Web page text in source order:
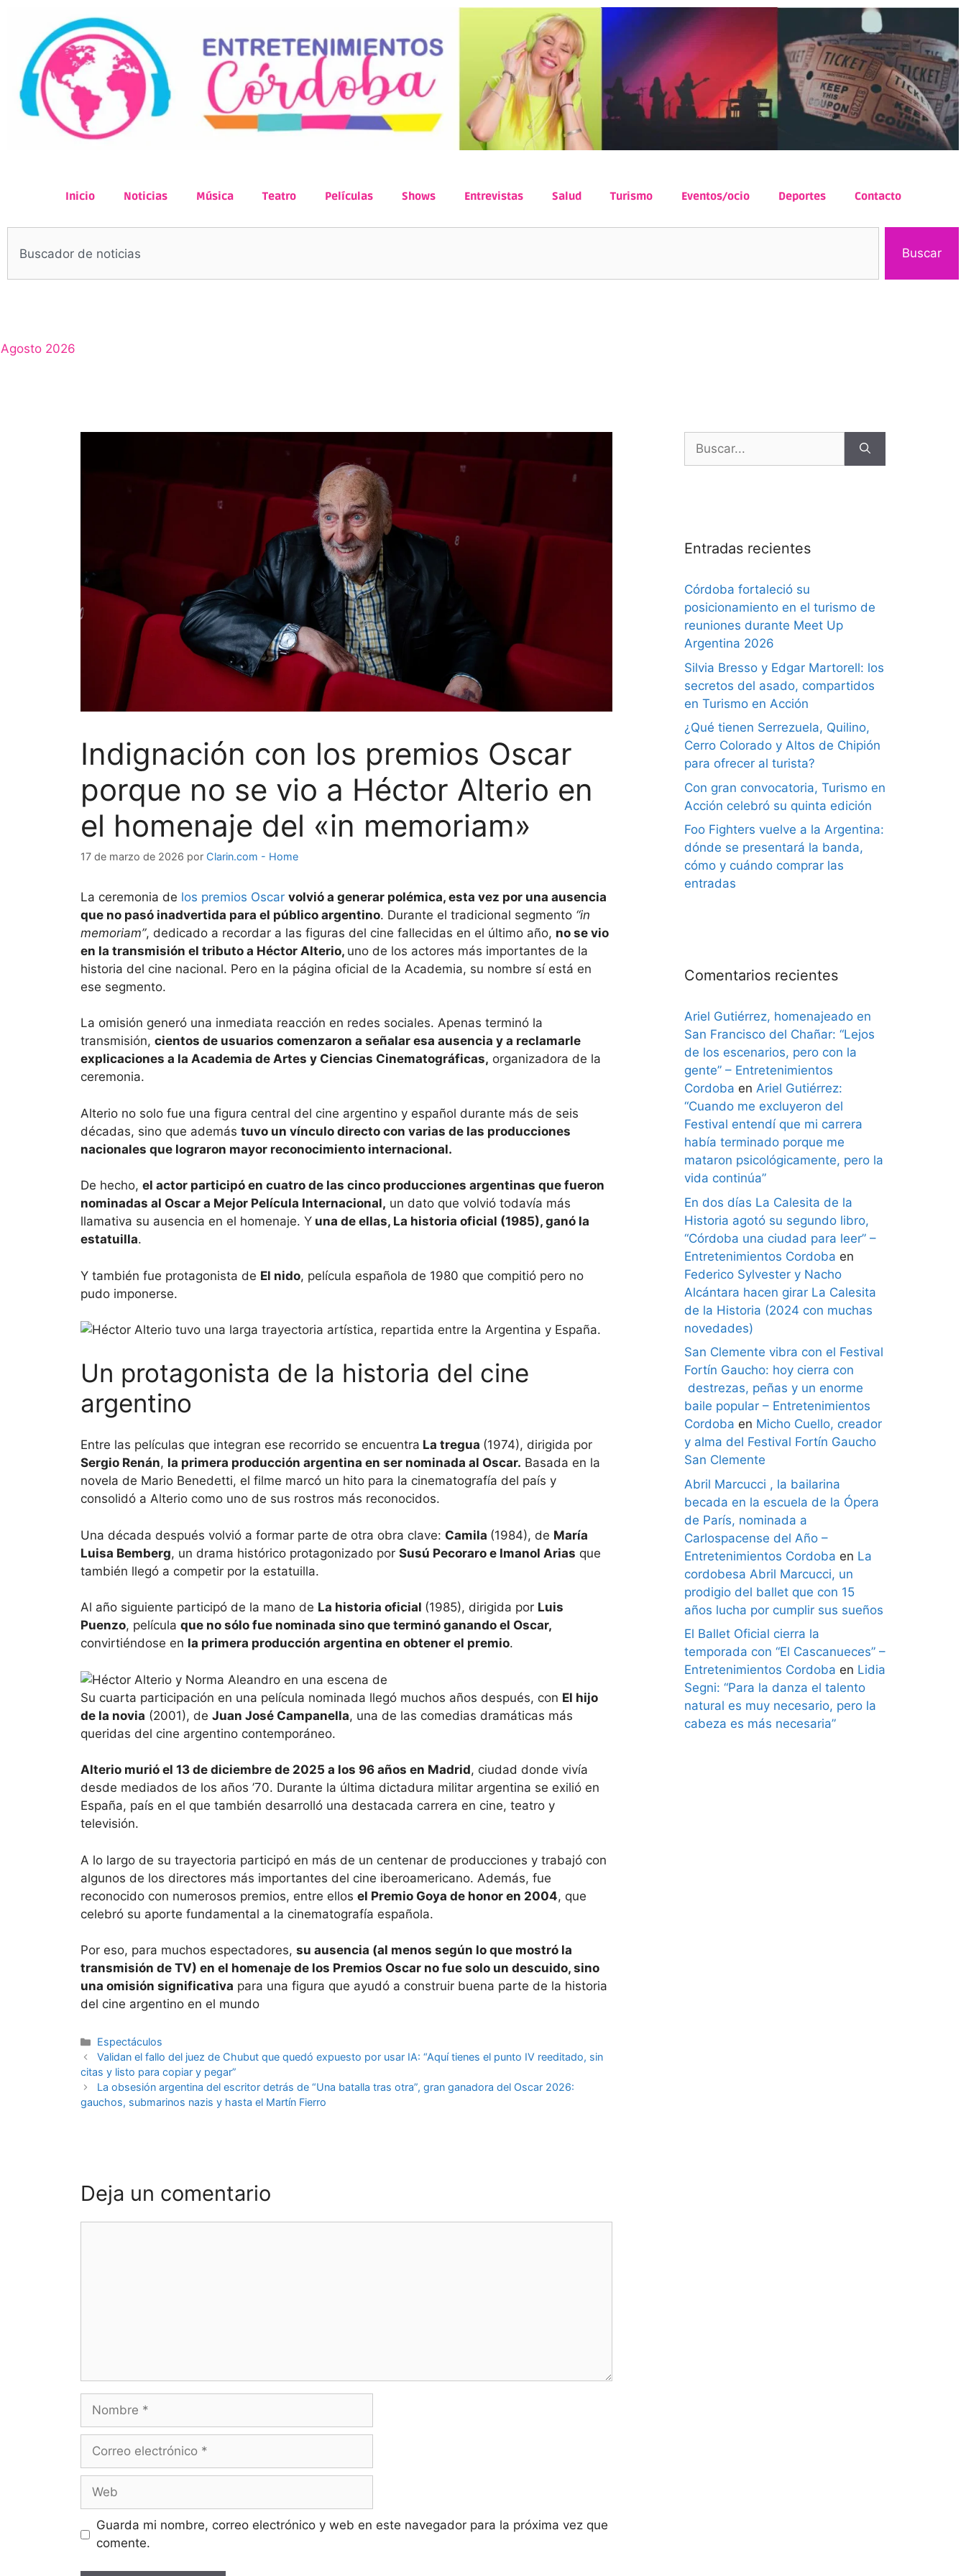
Inicio Noticias Música Teatro Películas Shows Entrevistas Salud Turismo Eventos/ocio Deportes Contacto
Buscar
Agosto 2026
Indignación con los premios Oscar
porque no se vio a Héctor Alterio en
el homenaje del «in memoriam»
17 de marzo de 2026 por Clarin.com - Home
La ceremonia de los premios Oscar volvió a generar polémica, esta vez por una ausencia
que no pasó inadvertida para el público argentino. Durante el tradicional segmento “in
memoriam”, dedicado a recordar a las figuras del cine fallecidas en el último año, no se vio
en la transmisión el tributo a Héctor Alterio, uno de los actores más importantes de la
historia del cine nacional. Pero en la página oficial de la Academia, su nombre sí está en
ese segmento.
La omisión generó una inmediata reacción en redes sociales. Apenas terminó la
transmisión, cientos de usuarios comenzaron a señalar esa ausencia y a reclamarle
explicaciones a la Academia de Artes y Ciencias Cinematográficas, organizadora de la
ceremonia.
Alterio no solo fue una figura central del cine argentino y español durante más de seis
décadas, sino que además tuvo un vínculo directo con varias de las producciones
nacionales que lograron mayor reconocimiento internacional.
De hecho, el actor participó en cuatro de las cinco producciones argentinas que fueron
nominadas al Oscar a Mejor Película Internacional, un dato que volvió todavía más
llamativa su ausencia en el homenaje. Y una de ellas, La historia oficial (1985), ganó la
estatuilla.
Y también fue protagonista de El nido, película española de 1980 que compitió pero no
pudo imponerse.
Un protagonista de la historia del cine
argentino
Entre las películas que integran ese recorrido se encuentra La tregua (1974), dirigida por
Sergio Renán, la primera producción argentina en ser nominada al Oscar. Basada en la
novela de Mario Benedetti, el filme marcó un hito para la cinematografía del país y
consolidó a Alterio como uno de sus rostros más reconocidos.
Una década después volvió a formar parte de otra obra clave: Camila (1984), de María
Luisa Bemberg, un drama histórico protagonizado por Susú Pecoraro e Imanol Arias que
también llegó a competir por la estatuilla.
Al año siguiente participó de la mano de La historia oficial (1985), dirigida por Luis
Puenzo, película que no sólo fue nominada sino que terminó ganando el Oscar,
convirtiéndose en la primera producción argentina en obtener el premio.
Su cuarta participación en una película nominada llegó muchos años después, con El hijo
de la novia (2001), de Juan José Campanella, una de las comedias dramáticas más
queridas del cine argentino contemporáneo.
Alterio murió el 13 de diciembre de 2025 a los 96 años en Madrid, ciudad donde vivía
desde mediados de los años ’70. Durante la última dictadura militar argentina se exilió en
España, país en el que también desarrolló una destacada carrera en cine, teatro y
televisión.
A lo largo de su trayectoria participó en más de un centenar de producciones y trabajó con
algunos de los directores más importantes del cine iberoamericano. Además, fue
reconocido con numerosos premios, entre ellos el Premio Goya de honor en 2004, que
celebró su aporte fundamental a la cinematografía española.
Por eso, para muchos espectadores, su ausencia (al menos según lo que mostró la
transmisión de TV) en el homenaje de los Premios Oscar no fue solo un descuido, sino
una omisión significativa para una figura que ayudó a construir buena parte de la historia
del cine argentino en el mundo
Espectáculos
Validan el fallo del juez de Chubut que quedó expuesto por usar IA: “Aquí tienes el punto IV reeditado, sin
citas y listo para copiar y pegar”
La obsesión argentina del escritor detrás de “Una batalla tras otra”, gran ganadora del Oscar 2026:
gauchos, submarinos nazis y hasta el Martín Fierro
Deja un comentario
Guarda mi nombre, correo electrónico y web en este navegador para la próxima vez que
comente.
Entradas recientes
Córdoba fortaleció su
posicionamiento en el turismo de
reuniones durante Meet Up
Argentina 2026
Silvia Bresso y Edgar Martorell: los
secretos del asado, compartidos
en Turismo en Acción
¿Qué tienen Serrezuela, Quilino,
Cerro Colorado y Altos de Chipión
para ofrecer al turista?
Con gran convocatoria, Turismo en
Acción celebró su quinta edición
Foo Fighters vuelve a la Argentina:
dónde se presentará la banda,
cómo y cuándo comprar las
entradas
Comentarios recientes
Ariel Gutiérrez, homenajeado en
San Francisco del Chañar: “Lejos
de los escenarios, pero con la
gente” – Entretenimientos
Cordoba en Ariel Gutiérrez:
“Cuando me excluyeron del
Festival entendí que mi carrera
había terminado porque me
mataron psicológicamente, pero la
vida continúa”
En dos días La Calesita de la
Historia agotó su segundo libro,
“Córdoba una ciudad para leer” –
Entretenimientos Cordoba en
Federico Sylvester y Nacho
Alcántara hacen girar La Calesita
de la Historia (2024 con muchas
novedades)
San Clemente vibra con el Festival
Fortín Gaucho: hoy cierra con
destrezas, peñas y un enorme
baile popular – Entretenimientos
Cordoba en Micho Cuello, creador
y alma del Festival Fortín Gaucho
San Clemente
Abril Marcucci , la bailarina
becada en la escuela de la Ópera
de París, nominada a
Carlospacense del Año –
Entretenimientos Cordoba en La
cordobesa Abril Marcucci, un
prodigio del ballet que con 15
años lucha por cumplir sus sueños
El Ballet Oficial cierra la
temporada con “El Cascanueces” –
Entretenimientos Cordoba en Lidia
Segni: “Para la danza el talento
natural es muy necesario, pero la
cabeza es más necesaria”